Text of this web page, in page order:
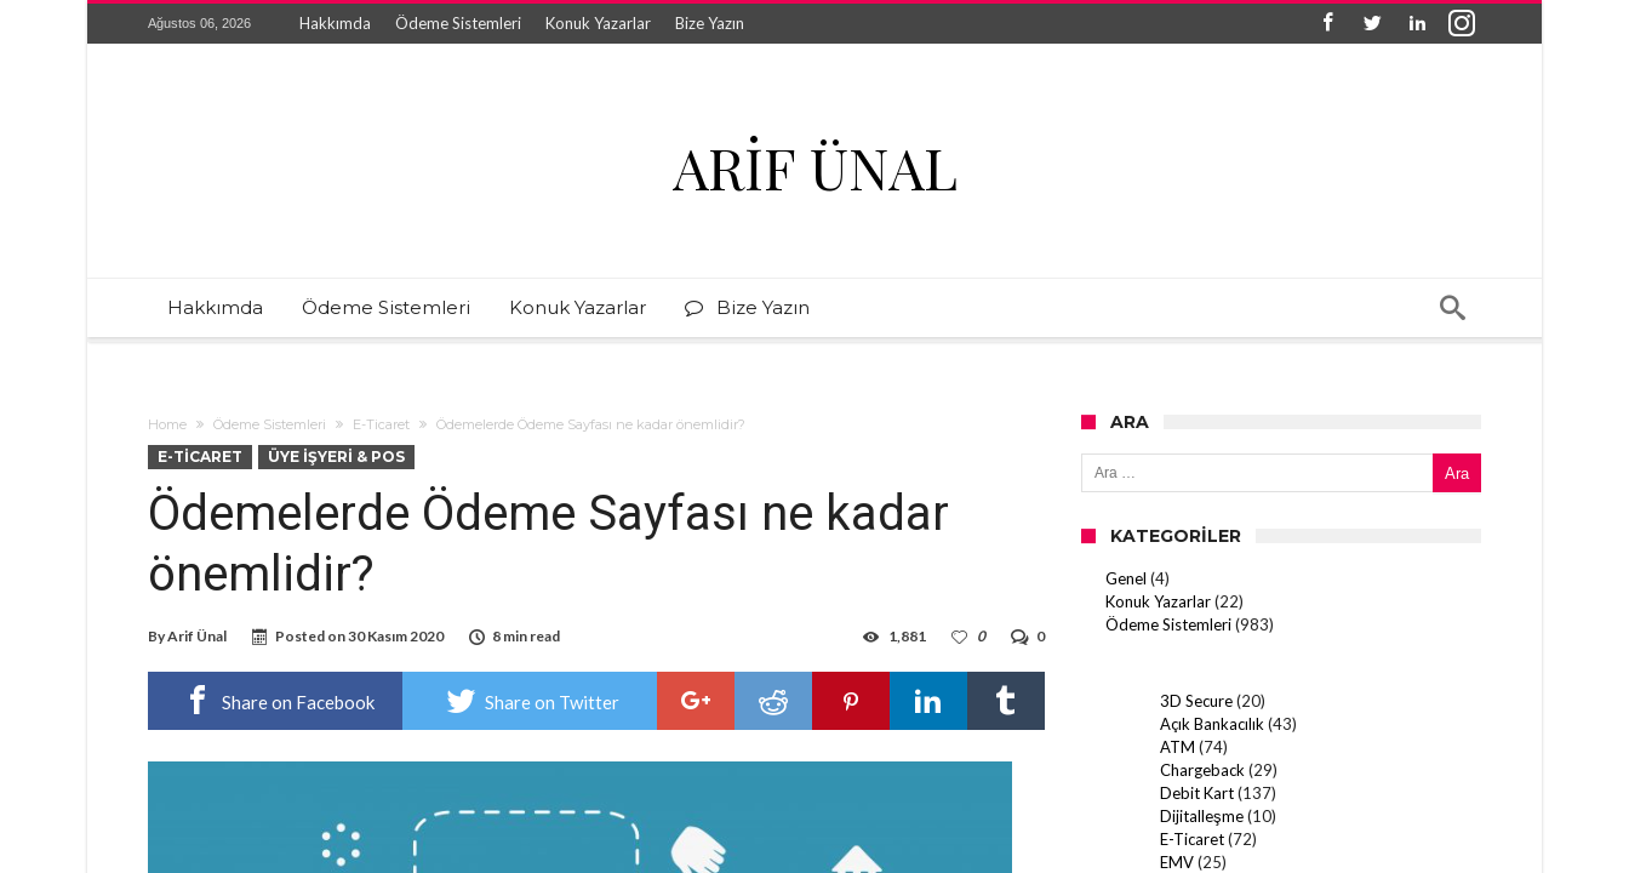
Ağustos 06, 2026 Hakkımda Ödeme Sistemleri Konuk Yazarlar Bize Yazın
ARIF ÜNAL
Hakkımda Ödeme Sistemleri Konuk Yazarlar Bize Yazın
Home Ödeme Sistemleri E-Ticaret Ödemelerde Ödeme Sayfası ne kadar önemlidir?
E-TICARET ÜYE İŞYERI & POS
Ödemelerde Ödeme Sayfası ne kadar
önemlidir?
ByArif Ünal Posted on30 Kasım 2020 8 min read 0
0
1,881
Share on Facebook Share on Twitter
ARA
Arama:
KATEGORILER
Genel (4)
Konuk Yazarlar(22)
Ödeme Sistemleri(983)
3D Secure(20)
Açık Bankacılık (43)
ATM (74)
Chargeback (29)
Debit Kart(137)
Dijitalleşme(10)
E-Ticaret(72)
EMV(25)